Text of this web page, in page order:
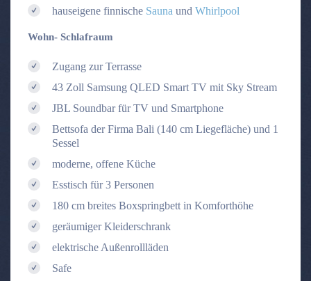
hauseigene finnische Sauna und Whirlpool
Wohn- Schlafraum
Zugang zur Terrasse
43 Zoll Samsung QLED Smart TV mit Sky Stream
JBL Soundbar für TV und Smartphone
Bettsofa der Firma Bali (140 cm Liegefläche) und 1
Sessel
moderne, offene Küche
Esstisch für 3 Personen
180 cm breites Boxspringbett in Komforthöhe
geräumiger Kleiderschrank
elektrische Außenrollläden
Safe